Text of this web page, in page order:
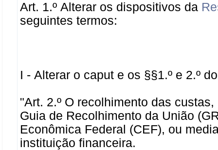
Art. 1.º Alterar os dispositivos da
seguintes termos:
I - Alterar o caput e os §§1.º e 2.ºdo
"Art. 2.º O recolhimento das
Guia de Recolhimento da União
Econômica Federal (CEF), ou
instituição financeira.